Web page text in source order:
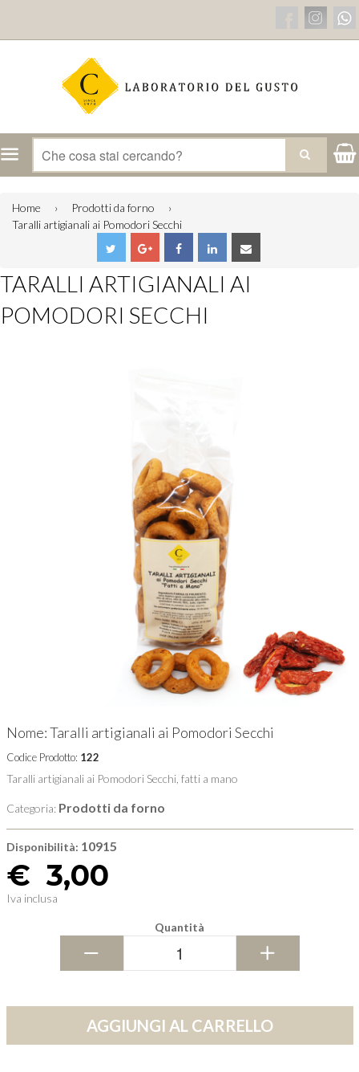
Menu CERCA
Home › Prodotti da forno
›
Taralli artigianali ai Pomodori Secchi
TARALLI ARTIGIANALI AI
POMODORI SECCHI
Nome: Taralli artigianali ai Pomodori Secchi
Codice Prodotto: 122
Taralli artigianali ai Pomodori Secchi, fatti a mano
Categoria: Prodotti da forno
Disponibilità: 10915
€ 3,00
Iva inclusa
Quantità
AGGIUNGI AL CARRELLO